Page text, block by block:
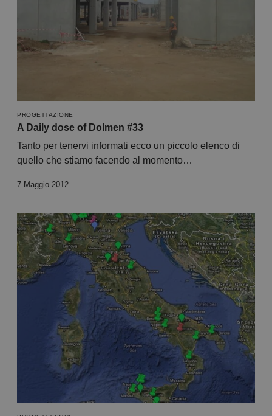
PROGETTAZIONE
A Daily dose of Dolmen #33
Tanto per tenervi informati ecco un piccolo elenco di
quello che stiamo facendo al momento…
7 Maggio 2012